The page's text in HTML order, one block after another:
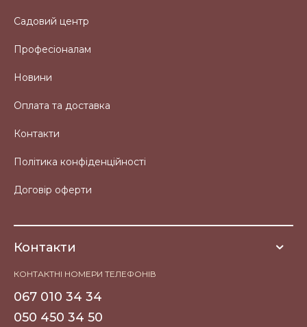
Садовий центр
Професіоналам
Новини
Оплата та доставка
Контакти
Політика конфіденційності
Договір оферти
Контакти
КОНТАКТНІ НОМЕРИ ТЕЛЕФОНІВ
067 010 34 34
050 450 34 50